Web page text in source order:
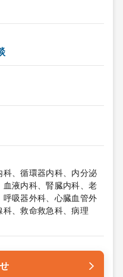
、循環器内科、内分泌
液内科、腎臓内科、老
呼吸器外科、心臓血管外
、救命救急科、病理